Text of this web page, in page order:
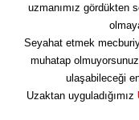
uzmanımız gördükten
Seyahat etmek
muhatap
ulaşabileceği
Uzaktan uyguladığımız